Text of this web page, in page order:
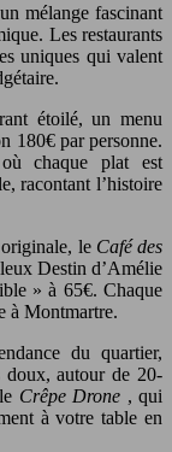
mélange fascinant
Les restaurants
uniques qui valent
étoilé, un menu
180€ par personne.
chaque plat est
racontant l’histoire
le Café des
Destin d’Amélie
» à 65€. Chaque
à Montmartre.
du quartier,
doux, autour de 20-
Crêpe Drone , qui
à votre table en